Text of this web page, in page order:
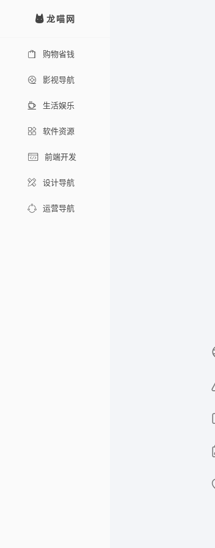
龙喵网
购物省钱
影视导航
生活娱乐
软件资源
前端开发
设计导航
运营导航